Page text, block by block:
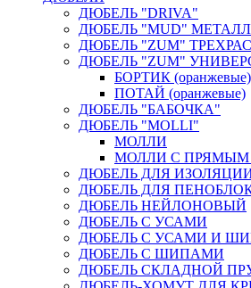
ДЮБЕЛЬ "DRIVA"
ДЮБЕЛЬ "MUD"
ДЮБЕЛЬ "ZUM"
ДЮБЕЛЬ "ZUM"
БОРТИК (оранжевые)
ПОТАЙ (оранжевые)
ДЮБЕЛЬ "БАБОЧКА"
ДЮБЕЛЬ "МOLLI"
МОЛЛИ
МОЛЛИ С
ДЮБЕЛЬ ДЛЯ
ДЮБЕЛЬ ДЛЯ
ДЮБЕЛЬ НЕЙЛОНОВЫЙ
ДЮБЕЛЬ С УСАМИ
ДЮБЕЛЬ С УСАМИ И
ДЮБЕЛЬ С ШИПАМИ
ДЮБЕЛЬ СКЛАДНОЙ